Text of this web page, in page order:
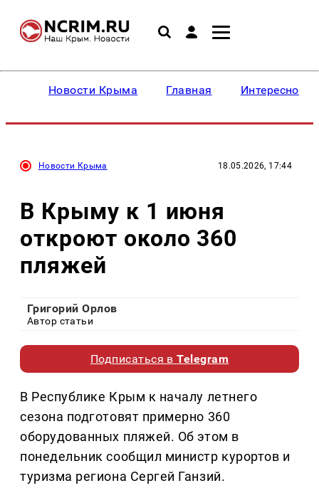
Новости Крыма Главная Интересное
Новости Крыма 18.05.2026, 17:44
В Крыму к 1 июня
откроют около 360
пляжей
Григорий Орлов
Автор статьи
Подписаться вTelegram
В Республике Крым к началу летнего
сезона подготовят примерно 360
оборудованных пляжей. Об этом в
понедельник сообщил министр курортов и
туризма региона Сергей Ганзий.